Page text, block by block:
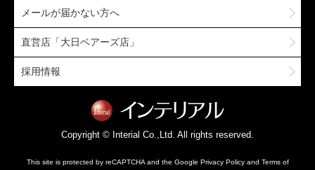
メールが届かない方へ
直営店「大日ベアーズ店」
採用情報
Copyright © Interial Co.,Ltd. All rights reserved.
This site is protected by reCAPTCHA and the Google Privacy Policyand Terms of